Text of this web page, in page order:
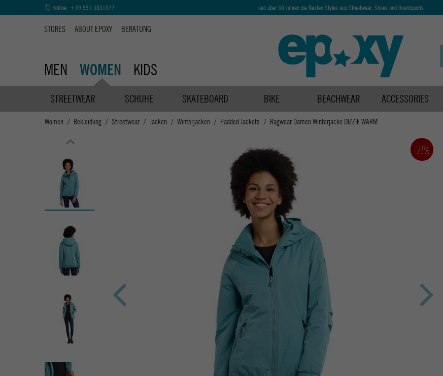
Hotline: +49 991 3831077 seit über 30 Jahren die Besten Styles aus Streetwear, Shoes und Boardsports
STORES ABOUT EPOXY BERATUNG
MEN WOMEN KIDS
STREETWEAR SCHUHE SKATEBOARD BIKE BEACHWEAR ACCESSORIES
Women Bekleidung Streetwear Jacken Winterjacken Padded Jackets Ragwear Damen Winterjacke DIZZIE WARM
-21%